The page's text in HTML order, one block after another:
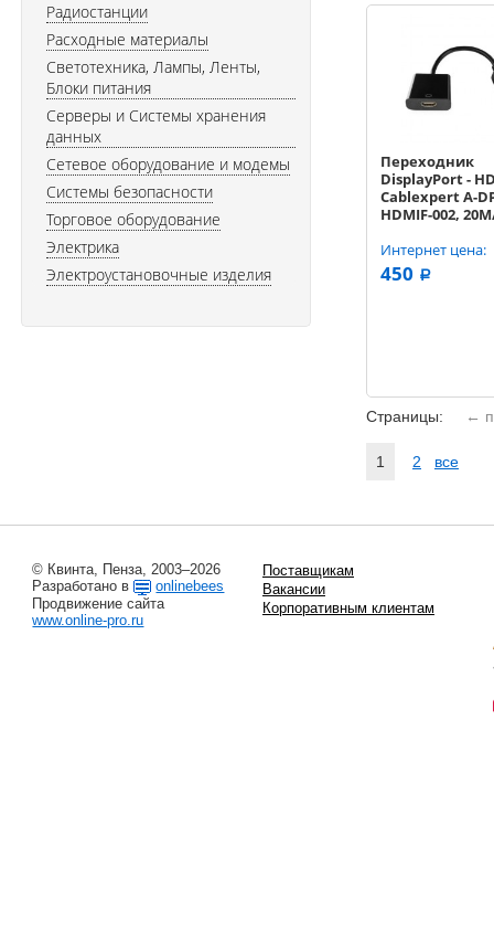
Переходник
DisplayPort -
Cablexpert A-
HDMIF-002,
Интернет цена:
450 a
Страницы: ←
1 2 все
Радиостанции
Расходные материалы
Светотехника, Лампы, Ленты,
Блоки питания
Серверы и Системы хранения
данных
Сетевое оборудование и модемы
Системы безопасности
Торговое оборудование
Электрика
Электроустановочные изделия
© Квинта, Пенза, 2003–2026
Разработано в
onlinebees
Продвижение сайта
www.online-pro.ru
Поставщикам
Вакансии
Корпоративным клиентам